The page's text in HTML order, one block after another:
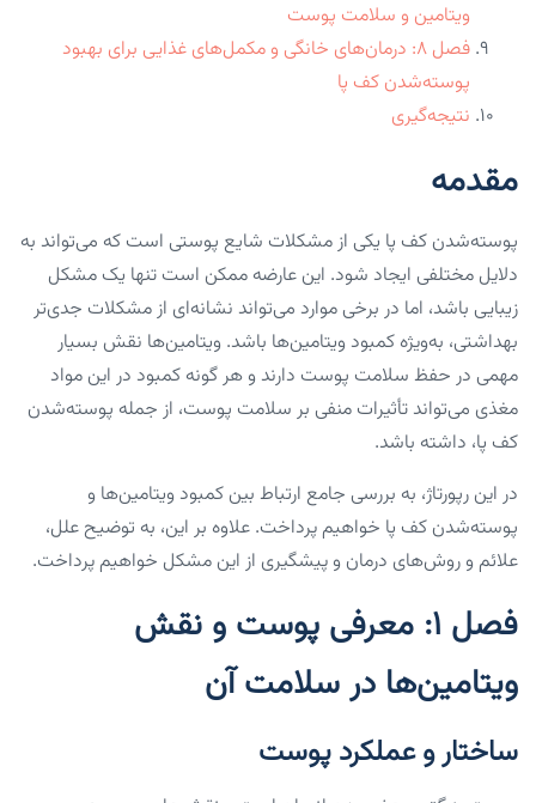
ویتامین و سلامت پوست
فصل ۸: درمان‌های خانگی و مکمل‌های غذایی برای بهبود
پوسته‌شدن کف پا
نتیجه‌گیری
مقدمه
پوسته‌شدن کف پا یکی از مشکلات شایع پوستی است که می‌تواند به
دلایل مختلفی ایجاد شود. این عارضه ممکن است تنها یک مشکل
زیبایی باشد، اما در برخی موارد می‌تواند نشانه‌ای از مشکلات جدی‌تر
بهداشتی، به‌ویژه کمبود ویتامین‌ها باشد. ویتامین‌ها نقش بسیار
مهمی در حفظ سلامت پوست دارند و هر گونه کمبود در این مواد
مغذی می‌تواند تأثیرات منفی بر سلامت پوست، از جمله پوسته‌شدن
کف پا، داشته باشد.
در این رپورتاژ، به بررسی جامع ارتباط بین کمبود ویتامین‌ها و
پوسته‌شدن کف پا خواهیم پرداخت. علاوه بر این، به توضیح علل،
علائم و روش‌های درمان و پیشگیری از این مشکل خواهیم پرداخت.
فصل ۱: معرفی پوست و نقش
ویتامین‌ها در سلامت آن
ساختار و عملکرد پوست